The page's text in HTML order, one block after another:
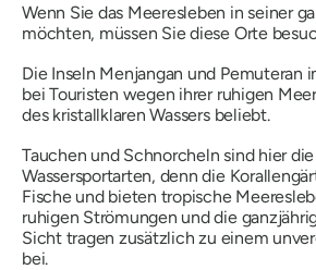
Wenn Sie das Meeresleben in seiner
möchten, müssen Sie diese Orte
Die Inseln Menjangan und Pemuteran
bei Touristen wegen ihrer ruhigen
des kristallklaren Wassers beliebt.
Tauchen und Schnorcheln sind hier
Wassersportarten, denn die
Fische und bieten tropische
ruhigen Strömungen und die
Sicht tragen zusätzlich zu einem
bei.